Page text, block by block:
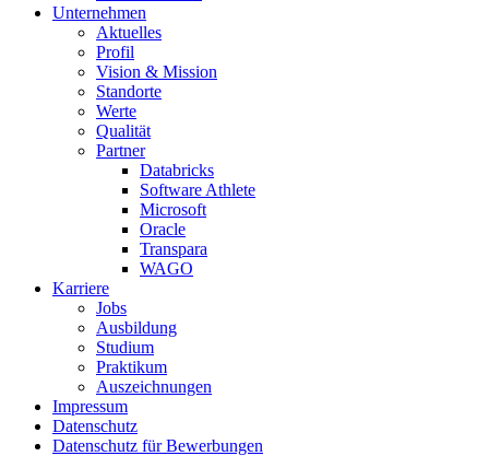
Unternehmen
Aktuelles
Profil
Vision & Mission
Standorte
Werte
Qualität
Partner
Databricks
Software Athlete
Microsoft
Oracle
Transpara
WAGO
Karriere
Jobs
Ausbildung
Studium
Praktikum
Auszeichnungen
Impressum
Datenschutz
Datenschutz für Bewerbungen